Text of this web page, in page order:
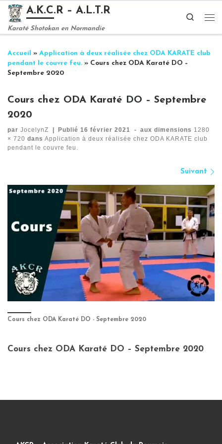
Passer au contenu
A.K.C.R – A.L.T.R
Karaté Shotokan en Normandie
Search
Accueil » Application à deux réalisée chez ODA KARATE club
pendant le couvre feu. » Cours chez ODA Karaté DO –
Septembre 2020
Cours chez ODA Karaté DO – Septembre
2020
par JocelynZ Publié16 février 2021 - aux dimensions 1280
× 720 dans Application à deux réalisée chez ODA KARATE club
pendant le couvre feu.
Suivant
Cours chez ODA Karaté DO - Septembre 2020
Cours chez ODA Karaté DO – Septembre 2020